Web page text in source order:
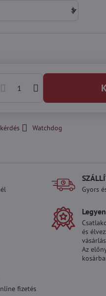
Watchdog
Gyors
és
Az
fizetés